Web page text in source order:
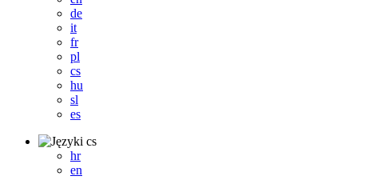
de
it
fr
pl
cs
hu
sl
es
cs
hr
en